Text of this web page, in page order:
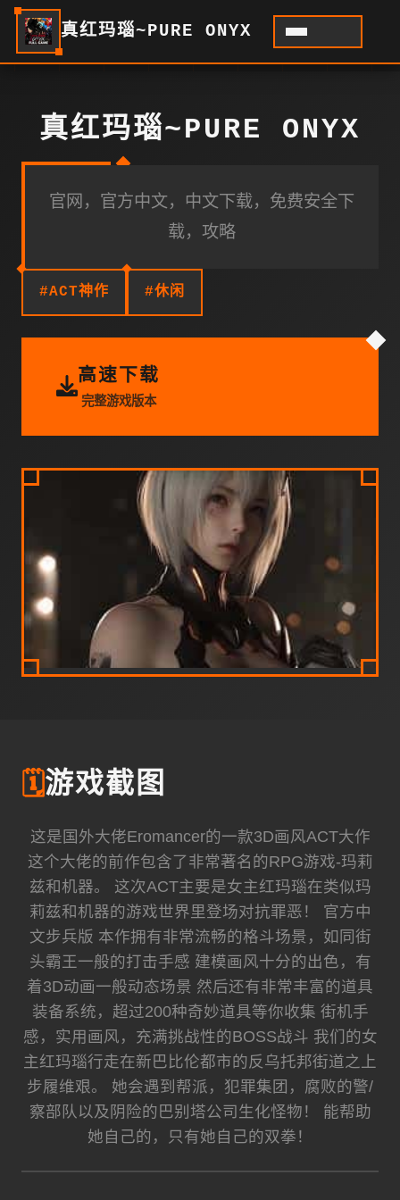
真红玛瑙~PURE ONYX
真红玛瑙~PURE ONYX
官网，官方中文，中文下载，免费安全下
载，攻略
#ACT神作 #休闲
高速下载
完整游戏版本
🗓️游戏截图
这是国外大佬Eromancer的一款3D画风ACT大作
这个大佬的前作包含了非常著名的RPG游戏-玛莉
兹和机器。 这次ACT主要是女主红玛瑙在类似玛
莉兹和机器的游戏世界里登场对抗罪恶！ 官方中
文步兵版 本作拥有非常流畅的格斗场景，如同街
头霸王一般的打击手感 建模画风十分的出色，有
着3D动画一般动态场景 然后还有非常丰富的道具
装备系统，超过200种奇妙道具等你收集 街机手
感，实用画风，充满挑战性的BOSS战斗 我们的女
主红玛瑙行走在新巴比伦都市的反乌托邦街道之上
步履维艰。 她会遇到帮派，犯罪集团，腐败的警/
察部队以及阴险的巴别塔公司生化怪物！ 能帮助
她自己的，只有她自己的双拳！